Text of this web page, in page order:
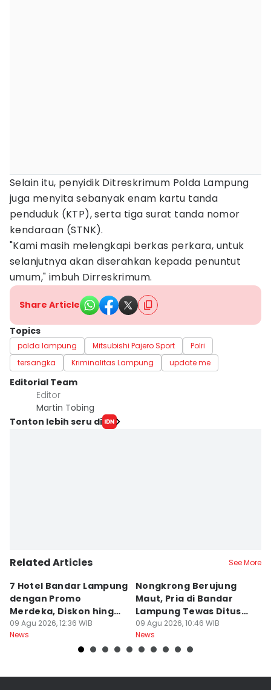
Selain itu, penyidik Ditreskrimum Polda Lampung
juga menyita sebanyak enam kartu tanda
penduduk (KTP), serta tiga surat tanda nomor
kendaraan (STNK).
"Kami masih melengkapi berkas perkara, untuk
selanjutnya akan diserahkan kepada penuntut
umum," imbuh Dirreskrimum.
Share Article
Topics
polda lampung Mitsubishi Pajero Sport
Polri
tersangka
Kriminalitas Lampung update me
Editorial Team
Editor
Martin Tobing
Tonton lebih seru di
Related Articles See More
7 Hotel Bandar Lampung
dengan Promo
Merdeka, Diskon hingga
50 Persen
09 Agu 2026, 12:36 WIB
News
Nongkrong Berujung
Maut, Pria di Bandar
Lampung Tewas Ditusuk
Teman
09 Agu 2026, 10:46 WIB
News